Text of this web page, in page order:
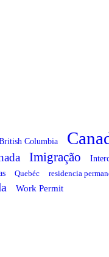
Columbia
Imigração
Quebéc residencia
Work Permit